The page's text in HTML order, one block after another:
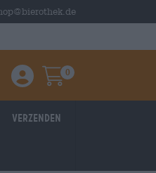
Einloggen / Anmelden
Warenkorb
0
Verzenden